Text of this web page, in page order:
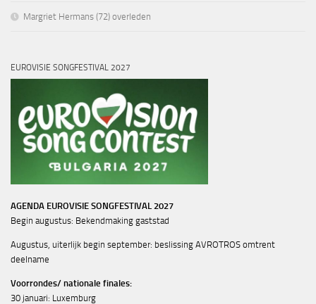
Margriet Hermans (72) overleden
EUROVISIE SONGFESTIVAL 2027
AGENDA EUROVISIE SONGFESTIVAL 2027
Begin augustus: Bekendmaking gaststad
Augustus, uiterlijk begin september: beslissing AVROTROS omtrent
deelname
Voorrondes/ nationale finales:
30 januari: Luxemburg